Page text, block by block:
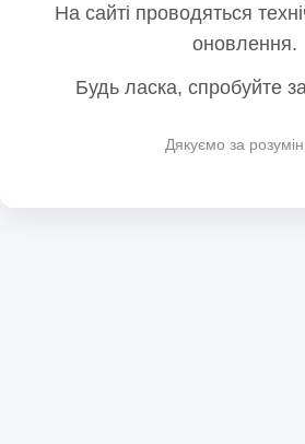
На сайті проводяться
оновлення.
Будь ласка, спробуйте
Дякуємо за